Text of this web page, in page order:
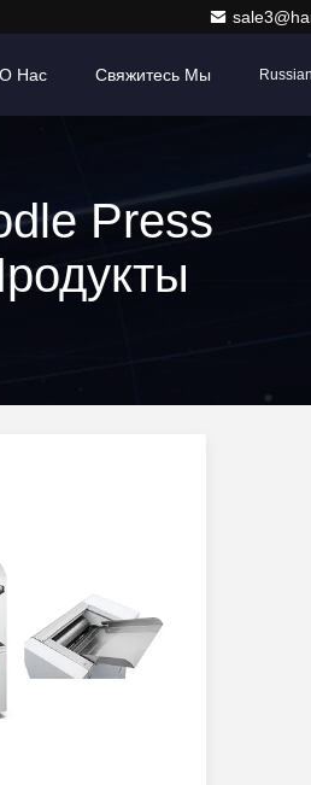
О Нас Свяжитесь Мы Russian
Press